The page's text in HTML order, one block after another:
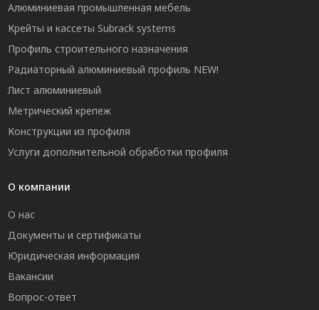
Алюминиевая промышленная мебель
Крейты и кассеты Subrack systems
Профиль строительного назначения
Радиаторный алюминиевый профиль NEW!
Лист алюминиевый
Метрический крепеж
Конструкции из профиля
Услуги дополнительной обработки профиля
О компании
О нас
Документы и сертификаты
Юридическая информация
Вакансии
Вопрос-ответ